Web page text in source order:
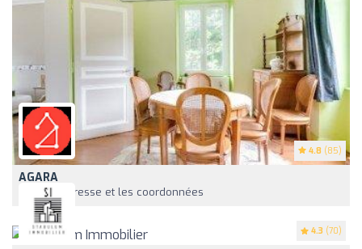
4.8 (85)
AGARA
Voir l'adresse et les coordonnées
4.3 (70)